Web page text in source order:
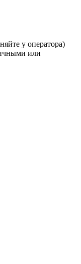
у оператора)
или